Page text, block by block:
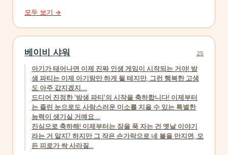
모두 보기 →
베이비 샤워 25
아기가 태어나면 이제 진짜 인생 게임이 시작되는 거야! 밤
샘 파티는 이제 아기랑만 하게 될 테지만, 그런 행복한 고생
도 아주 값지겠지....
드디어 진정한 '밤샘 파티'의 시작을 축하합니다! 이제부터
는 졸린 눈으로도 사랑스러운 미소를 지을 수 있는 특별한
능력이 생기실 거예요....
진심으로 축하해! 이제부터는 잠을 푹 자는 건 옛날 이야기
라는 거 알지? 하지만 그 작은 손가락으로 네 볼을 만지면, 모
든 피로가 싹 사라질...